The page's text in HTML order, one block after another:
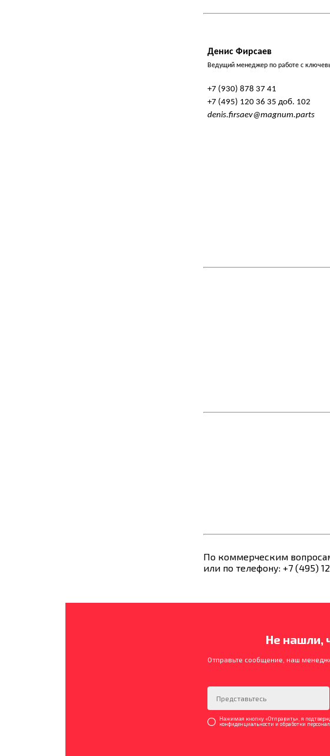
Денис Фирсаев
Ведущий менеджер по работе с
+7 (930) 878 37 41
+7 (495) 120 36 35 доб. 102
denis.firsaev@magnum.parts
По коммерческим
или по телефону: +7 (495)
Не нашли,
Отправьте сообщение, наш
Нажимая кнопку «Отправить», я
конфиденциальности и обработки